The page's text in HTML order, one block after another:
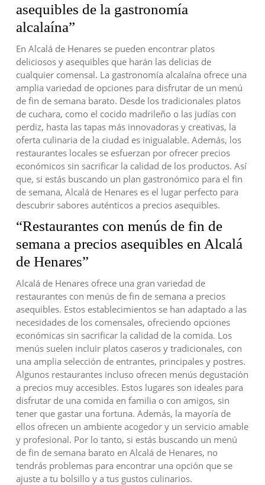
asequibles de la gastronomía
alcalaína”
En Alcalá de Henares se pueden encontrar platos
deliciosos y asequibles que harán las delicias de
cualquier comensal. La gastronomía alcalaína ofrece una
amplia variedad de opciones para disfrutar de un menú
de fin de semana barato. Desde los tradicionales platos
de cuchara, como el cocido madrileño o las judías con
perdiz, hasta las tapas más innovadoras y creativas, la
oferta culinaria de la ciudad es inigualable. Además, los
restaurantes locales se esfuerzan por ofrecer precios
económicos sin sacrificar la calidad de los productos. Así
que, si estás buscando un plan gastronómico para el fin
de semana, Alcalá de Henares es el lugar perfecto para
descubrir sabores auténticos a precios asequibles.
“Restaurantes con menús de fin de
semana a precios asequibles en Alcalá
de Henares”
Alcalá de Henares ofrece una gran variedad de
restaurantes con menús de fin de semana a precios
asequibles. Estos establecimientos se han adaptado a las
necesidades de los comensales, ofreciendo opciones
económicas sin sacrificar la calidad de la comida. Los
menús suelen incluir platos caseros y tradicionales, con
una amplia selección de entrantes, principales y postres.
Algunos restaurantes incluso ofrecen menús degustación
a precios muy accesibles. Estos lugares son ideales para
disfrutar de una comida en familia o con amigos, sin
tener que gastar una fortuna. Además, la mayoría de
ellos ofrecen un ambiente acogedor y un servicio amable
y profesional. Por lo tanto, si estás buscando un menú
de fin de semana barato en Alcalá de Henares, no
tendrás problemas para encontrar una opción que se
ajuste a tu bolsillo y a tus gustos culinarios.